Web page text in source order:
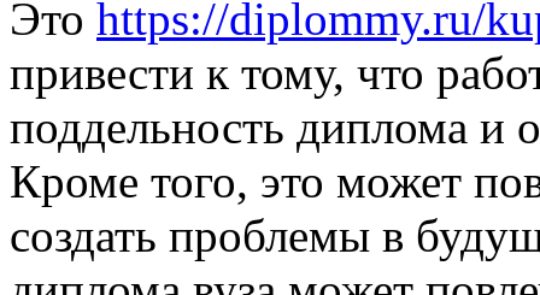
Это https://diplommy.ru/
привести к тому, что
поддельность диплома и
Кроме того, это может
создать проблемы в